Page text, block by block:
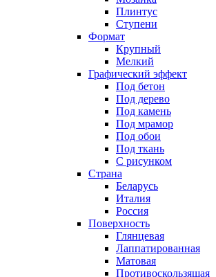
Плинтус
Ступени
Формат
Крупный
Мелкий
Графический эффект
Под бетон
Под дерево
Под камень
Под мрамор
Под обои
Под ткань
С рисунком
Страна
Беларусь
Италия
Россия
Поверхность
Глянцевая
Лаппатированная
Матовая
Противоскользящая